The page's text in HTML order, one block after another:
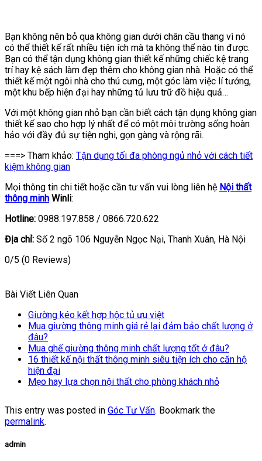
Bạn không nên bỏ qua không gian dưới chân cầu thang vì nó
có thể thiết kế rất nhiều tiện ích mà ta không thể nào tin được.
Bạn có thể tận dụng không gian thiết kế những chiếc kệ trang
trí hay kệ sách làm đẹp thêm cho không gian nhà. Hoặc có thể
thiết kế một ngôi nhà cho thú cưng, một góc làm việc lí tưởng,
một khu bếp hiện đại hay những tủ lưu trữ đồ hiệu quả…
Với một không gian nhỏ bạn cần biết cách tận dụng không gian
thiết kế sao cho hợp lý nhất để có một môi trường sống hoàn
hảo với đầy đủ sự tiện nghi, gọn gàng và rộng rãi.
===> Tham khảo: Tận dụng tối đa phòng ngủ nhỏ với cách tiết
kiệm không gian
Mọi thông tin chi tiết hoặc cần tư vấn vui lòng liên hệ Nội thất
thông minh Winli:
Hotline: 0988.197.858 / 0866.720.622
Địa chỉ: Số 2 ngõ 106 Nguyễn Ngọc Nại, Thanh Xuân, Hà Nội
0/5 (0 Reviews)
Bài Viết Liên Quan
Giường kéo kết hợp hộc tủ ưu việt
Mua giường thông minh giá rẻ lại đảm bảo chất lượng ở
đâu?
Mua ghế giường thông minh chất lượng tốt ở đâu?
16 thiết kế nội thất thông minh siêu tiện ích cho căn hộ
hiện đại
Mẹo hay lựa chọn nội thất cho phòng khách nhỏ
This entry was posted in Góc Tư Vấn. Bookmark the
permalink.
admin